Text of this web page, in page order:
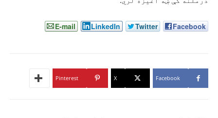
Facebook
Twitter
LinkedIn
E-mail
Facebook
X
Pinterest